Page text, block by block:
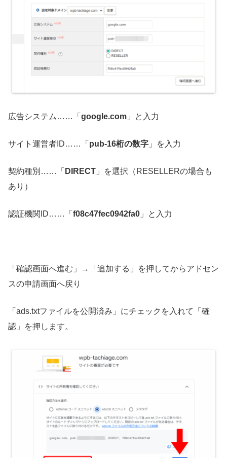
広告システム……「 google.com 」と入力
サイト運営者ID……「 pub-16桁の数字 」を入力
契約種別……「 DIRECT 」を選択（RESELLERの場合も
あり）
認証機関ID……「 f08c47fec0942fa0 」と入力
「確認画面へ進む」→「追加する」を押してからアドセン
スの申請画面へ戻り
「ads.txtファイルを公開済み」にチェックを入れて「確
認」を押します。